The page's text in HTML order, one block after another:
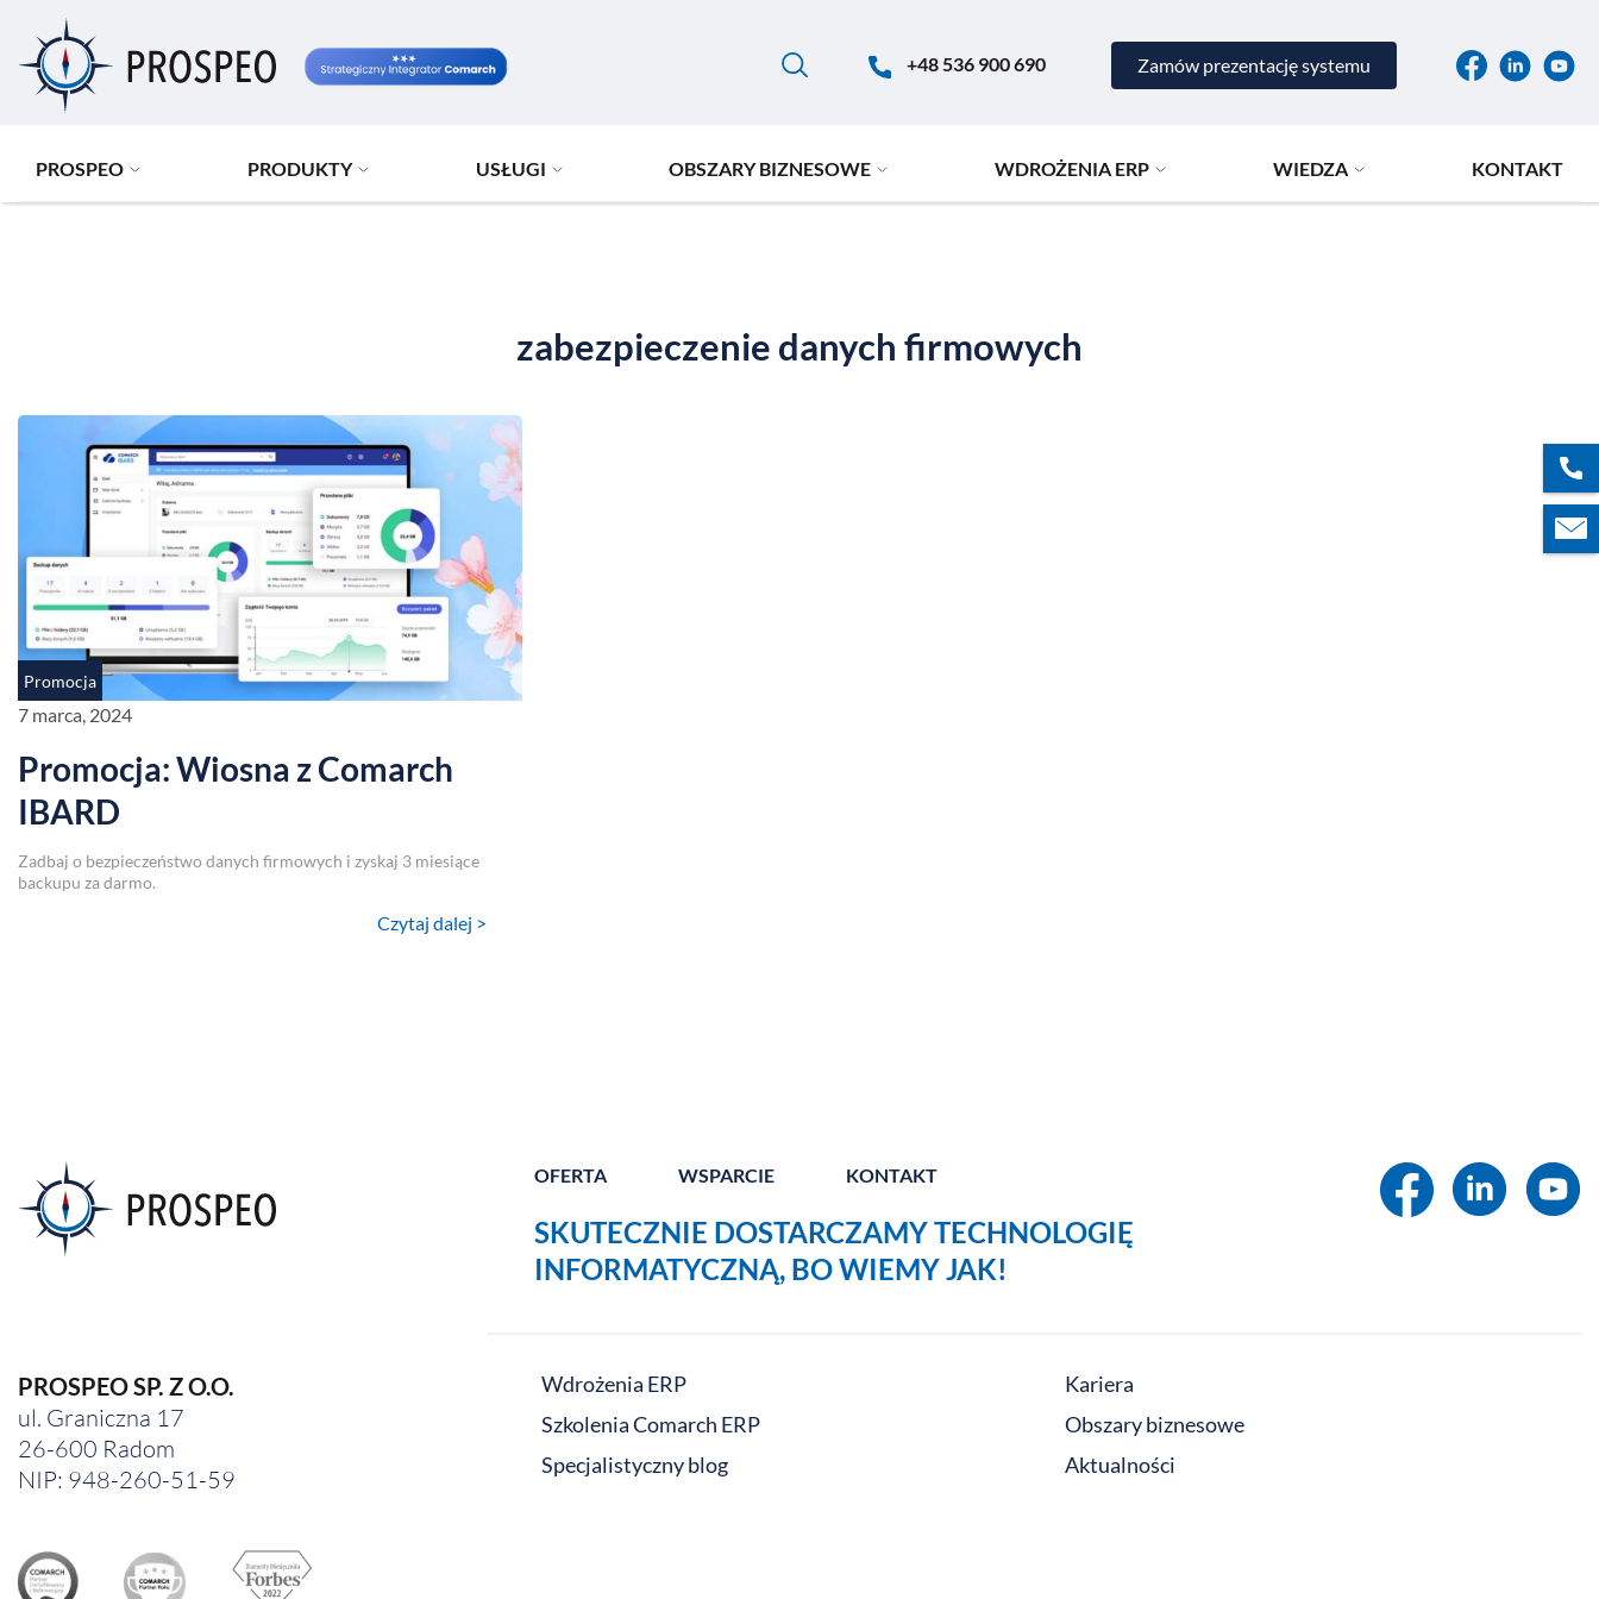
treści
+48 536 900 690 Zamów prezentację systemu
PROSPEO PRODUKTY USŁUGI OBSZARY BIZNESOWE WDROŻENIA ERP WIEDZA KONTAKT
zabezpieczenie danych firmowych
Promocja
7 marca, 2024
Promocja: Wiosna z Comarch
IBARD
Zadbaj o bezpieczeństwo danych firmowych i zyskaj 3 miesiące
backupu za darmo.
Czytaj dalej >
OFERTA WSPARCIE KONTAKT
SKUTECZNIE DOSTARCZAMY TECHNOLOGIĘ
INFORMATYCZNĄ, BO WIEMY JAK!
PROSPEO SP. Z O.O.
ul. Graniczna 17
26-600 Radom
NIP: 948-260-51-59
Wdrożenia ERP
Szkolenia Comarch ERP
Specjalistyczny blog
Kariera
Obszary biznesowe
Aktualności